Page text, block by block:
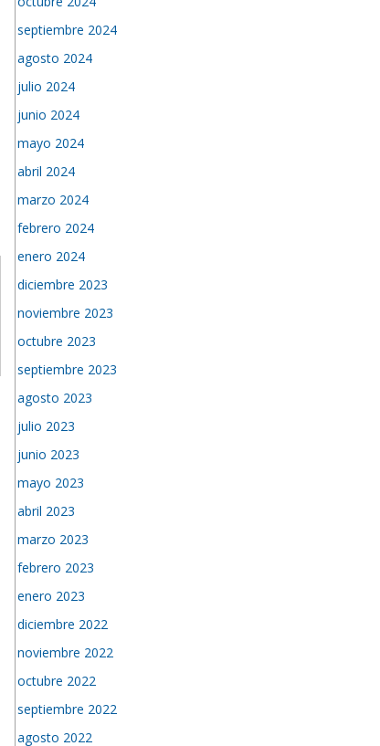
septiembre 2024
agosto 2024
julio 2024
junio 2024
mayo 2024
abril 2024
marzo 2024
febrero 2024
enero 2024
diciembre 2023
noviembre 2023
octubre 2023
septiembre 2023
agosto 2023
julio 2023
junio 2023
mayo 2023
abril 2023
marzo 2023
febrero 2023
enero 2023
diciembre 2022
noviembre 2022
octubre 2022
septiembre 2022
agosto 2022